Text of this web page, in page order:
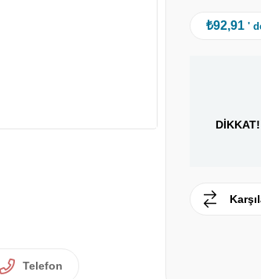
Telefon
₺92,91 '